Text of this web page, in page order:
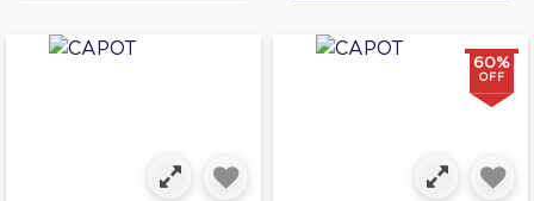
60%
OFF